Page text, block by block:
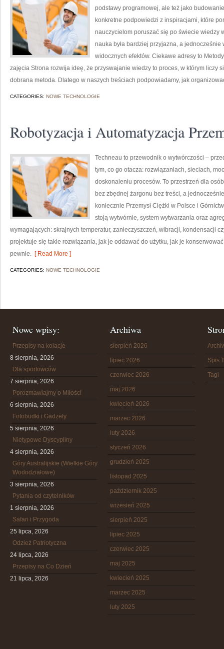
podstawy programowej, ale też jako
konkretne podpowiedzi z inspiracjami, które
nauczycielom poruszać się po świecie wiedzy
nauka była bardziej przyjazna, a jednocześnie
widocznych efektów. Ciekawe adresy to
zajęcia Strona rozwija ideę, że przyswajanie wiedzy to proces, w którym liczy
dobrana metoda. Dlatego w naszych treściach podpowiadamy, jak
CATEGORIES: NOWE TECHNOLOGIE
Robotyzacja i Automatyzacja
Techneau to przewodnik o wytwórczości –
tym, co go otacza: rozwiązaniach, sieciach,
doskonaleniu procesów. To przestrzeń dla
bez zbędnej żargonu bez treści, a
koniecznie Przemysł Ciężki w Polsce i
stoją wytwórnie, system wytwarzania oraz
wymagających: skrajnych temperatur, zanieczyszczeń, wibracji, kondensacji
projektuje się takie rozwiązania, jak je oddawać do użytku, jak je
pewnie. [ Read More ]
CATEGORIES: NOWE TECHNOLOGIE
Nowe wpisy:
Przepisy na kolacje
8 sierpnia, 2026
Dla sportowców
7 sierpnia, 2026
Porozmawiajmy o Miłości
6 sierpnia, 2026
Fotobudki i Gadżety
5 sierpnia, 2026
Nietypowe Dyscypliny
4 sierpnia, 2026
Góry Australijskie (Wielkie Góry
Wododziałowe)
3 sierpnia, 2026
Pytania od czytelników
1 sierpnia, 2026
Safari i Przygoda
25 lipca, 2026
Odzież Patriotyczna
24 lipca, 2026
Przepisy na Co Dzień
21 lipca, 2026
Archiwa
sierpień 2026
lipiec 2026
czerwiec 2026
maj 2026
kwiecień 2026
marzec 2026
luty 2026
styczeń 2026
grudzień 2025
listopad 2025
październik 2025
wrzesień 2025
sierpień 2025
lipiec 2025
czerwiec 2025
maj 2025
kwiecień 2025
marzec 2025
luty 2025
Spis
Tagi